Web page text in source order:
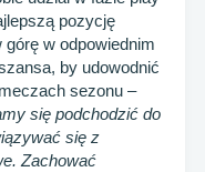
pozycję
w odpowiednim
by udowodnić
sezonu –
się podchodzić do
się z
Zachować